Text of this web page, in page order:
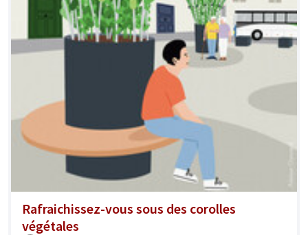
Rafraichissez-vous sous des corolles
végétales